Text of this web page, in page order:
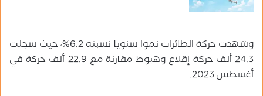
وشهدت حركة الطائرات نموا سنويا نسبته 6.2%، حيث سجلت
24.3 ألف حركة إقلاع وهبوط مقارنة مع 22.9 ألف حركة في
أغسطس 2023.